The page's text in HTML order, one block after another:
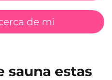
de mi
sauna estas